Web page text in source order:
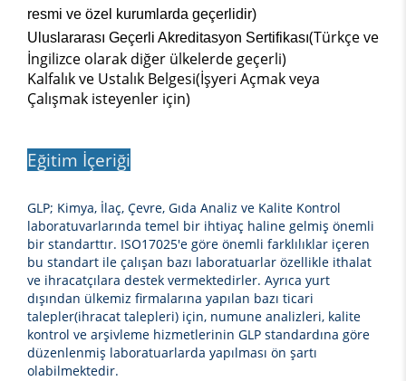
resmi ve özel kurumlarda geçerlidir)
Uluslararası Geçerli Akreditasyon Sertifikası(Türkçe ve
İngilizce olarak diğer ülkelerde geçerli)
Kalfalık ve Ustalık Belgesi(İşyeri Açmak veya
Çalışmak isteyenler için)
Eğitim İçeriği
GLP; Kimya, İlaç, Çevre, Gıda Analiz ve Kalite Kontrol
laboratuvarlarında temel bir ihtiyaç haline gelmiş önemli
bir standarttır. ISO17025'e göre önemli farklılıklar içeren
bu standart ile çalışan bazı laboratuarlar özellikle ithalat
ve ihracatçılara destek vermektedirler. Ayrıca yurt
dışından ülkemiz firmalarına yapılan bazı ticari
talepler(ihracat talepleri) için, numune analizleri, kalite
kontrol ve arşivleme hizmetlerinin GLP standardına göre
düzenlenmiş laboratuarlarda yapılması ön şartı
olabilmektedir.